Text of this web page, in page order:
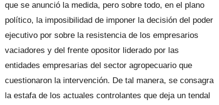
que se anunció la medida, pero sobre todo, en el plano
político, la imposibilidad de imponer la decisión del poder
ejecutivo por sobre la resistencia de los empresarios
vaciadores y del frente opositor liderado por las
entidades empresarias del sector agropecuario que
cuestionaron la intervención. De tal manera, se consagra
la estafa de los actuales controlantes que deja un tendal